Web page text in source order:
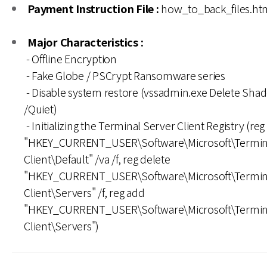
Payment Instruction File :
Major Characteristics :
- Offline Encryption
- Fake Globe / PSCrypt Ransomware series
- Disable system restore (vssadmin.exe Delete
/Quiet)
- Initializing the Terminal Server Client Registry
Client\Default" /va /f, reg delete
Client\Servers" /f, reg add
Client\Servers")